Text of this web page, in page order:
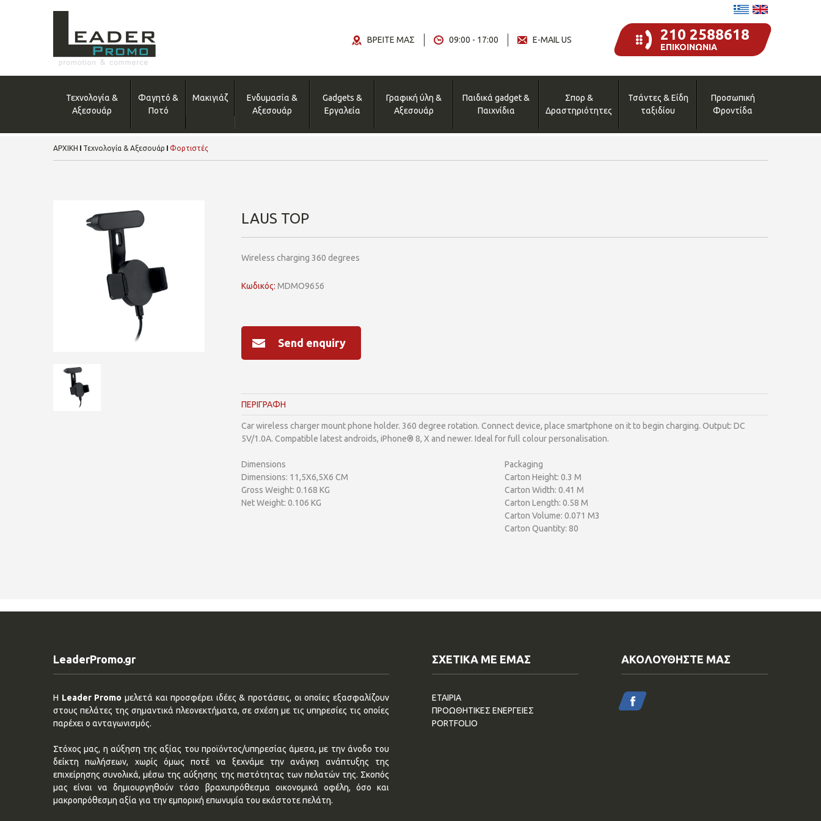
210 2588618
ΕΠΙΚΟΙΝΩΝΙΑ
E-MAIL US
09:00 - 17:00
ΒΡΕΙΤΕ ΜΑΣ
Τεχνολογία &
Αξεσουάρ
Φαγητό &
Ποτό
Μακιγιάζ
Ενδυμασία &
Αξεσουάρ
Gadgets &
Εργαλεία
Γραφική ύλη &
Αξεσουάρ
Παιδικά gadget &
Παιχνίδια
Σπορ &
Δραστηριότητες
Τσάντες & Είδη
ταξιδίου
Προσωπική
Φροντίδα
ΑΡΧΙΚΗ Τεχνολογία & Αξεσουάρ Φορτιστές
LAUS TOP
Wireless charging 360 degrees
Κωδικός: MDMO9656
Send enquiry
ΠΕΡΙΓΡΑΦΗ
Car wireless charger mount phone holder. 360 degree rotation. Connect device, place smartphone on it to begin charging. Output: DC
5V/1.0A. Compatible latest androids, iPhone® 8, X and newer. Ideal for full colour personalisation.
Dimensions
Dimensions: 11,5X6,5X6 CM
Gross Weight: 0.168 KG
Net Weight: 0.106 KG
Packaging
Carton Height: 0.3 M
Carton Width: 0.41 M
Carton Length: 0.58 M
Carton Volume: 0.071 M3
Carton Quantity: 80
LeaderPromo.gr
Η Leader Promo μελετά και προσφέρει ιδέες & προτάσεις, οι οποίες εξασφαλίζουν
στους πελάτες της σημαντικά πλεονεκτήματα, σε σχέση με τις υπηρεσίες τις οποίες
παρέχει ο ανταγωνισμός.
Στόχος μας, η αύξηση της αξίας του προϊόντος/υπηρεσίας άμεσα, με την άνοδο του
δείκτη πωλήσεων, χωρίς όμως ποτέ να ξεχνάμε την ανάγκη ανάπτυξης της
επιχείρησης συνολικά, μέσω της αύξησης της πιστότητας των πελατών της. Σκοπός
μας είναι να δημιουργηθούν τόσο βραχυπρόθεσμα οικονομικά οφέλη, όσο και
μακροπρόθεσμη αξία για την εμπορική επωνυμία του εκάστοτε πελάτη.
ΣΧΕΤΙΚΑ ΜΕ ΕΜΑΣ
ΕΤΑΙΡΙΑ
ΠΡΟΩΘΗΤΙΚΕΣ ΕΝΕΡΓΕΙΕΣ
PORTFOLIO
ΑΚΟΛΟΥΘΗΣΤΕ ΜΑΣ